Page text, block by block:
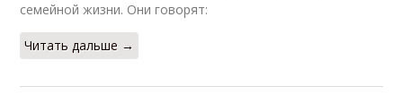
семейной жизни. Они говорят:
Читать дальше →